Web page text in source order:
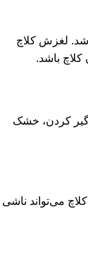
لغزش کلاچ
باشد.
گیر کردن، خشک
می‌تواند ناشی